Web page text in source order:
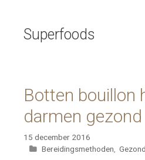
Superfoods
Botten bouillon
darmen gezond
15 december 2016
Categorieën
Bereidingsmethoden,